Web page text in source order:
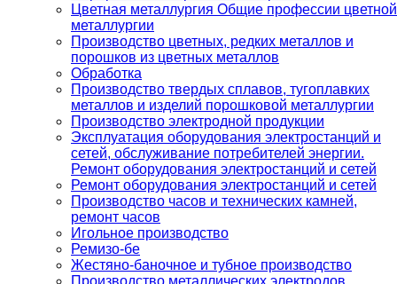
Цветная металлургия Общие профессии цветной
металлургии
Производство цветных, редких металлов и
порошков из цветных металлов
Обработка
Производство твердых сплавов, тугоплавких
металлов и изделий порошковой металлургии
Производство электродной продукции
Эксплуатация оборудования электростанций и
сетей, обслуживание потребителей энергии.
Ремонт оборудования электростанций и сетей
Ремонт оборудования электростанций и сетей
Производство часов и технических камней,
ремонт часов
Игольное производство
Ремизо-бе
Жестяно-баночное и тубное производство
Производство металлических электродов